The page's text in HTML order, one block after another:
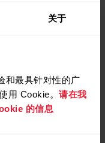
关于
和最具针对性的广
用 Cookie。 请在我
的信息